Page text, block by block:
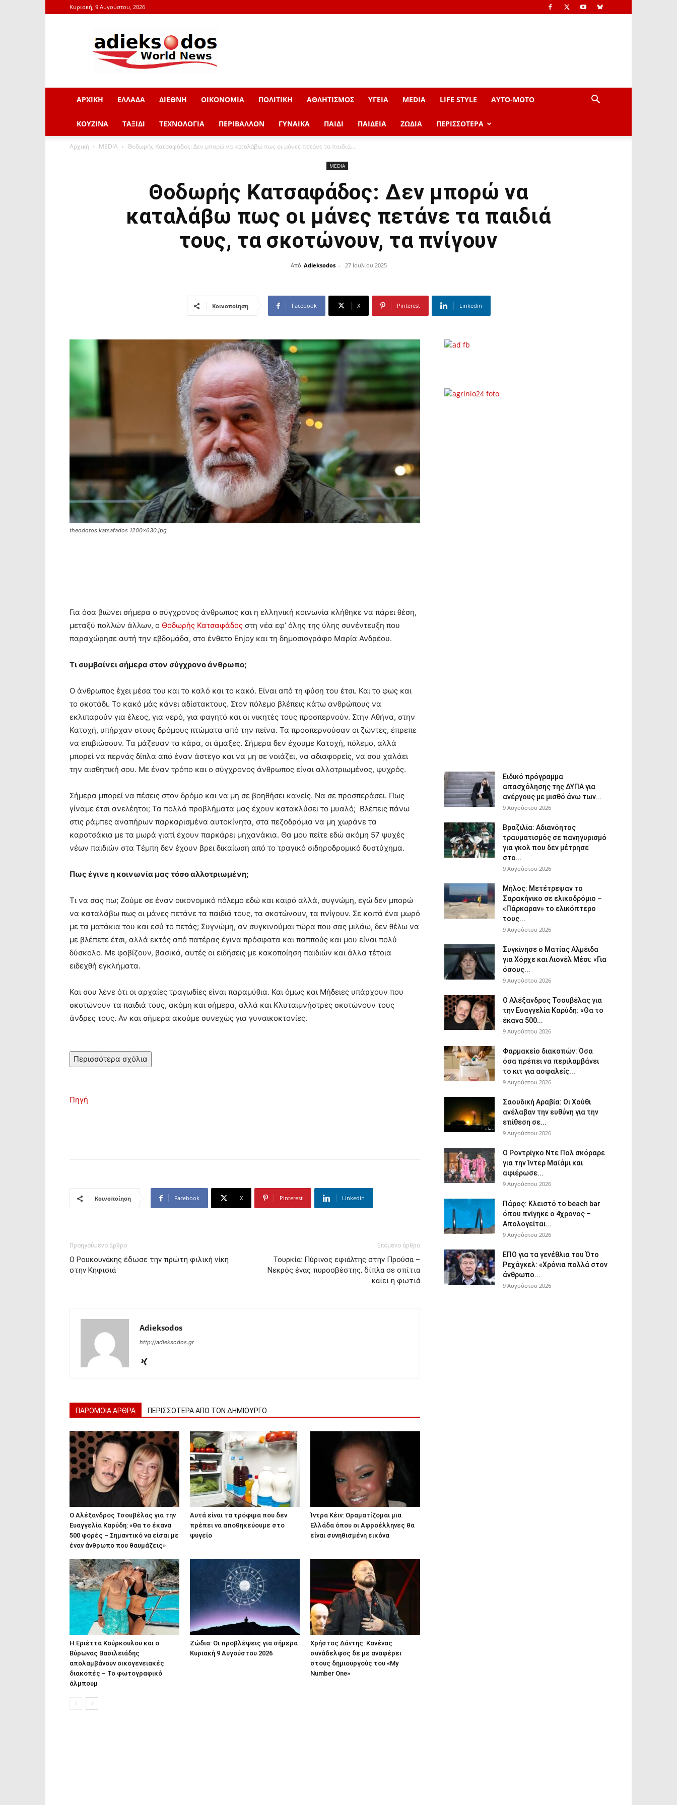
Κυριακή, 9 Αυγούστου, 2026
adieksodos.gr
ΑΡΧΙΚΗ ΕΛΛΑΔΑ ΔΙΕΘΝΗ ΟΙΚΟΝΟΜΙΑ ΠΟΛΙΤΙΚΗ ΑΘΛΗΤΙΣΜΟΣ ΥΓΕΙΑ MEDIA LIFE STYLE AYTO-ΜOTO
ΚΟΥΖΙΝΑ ΤΑΞΙΔΙ ΤΕΧΝΟΛΟΓΙΑ ΠΕΡΙΒΑΛΛΟΝ ΓΥΝΑΙΚΑ ΠΑΙΔΙ ΠΑΙΔΕΙΑ ΖΩΔΙΑ ΠΕΡΙΣΣΟΤΕΡΑ
Αρχική MEDIA Θοδωρής Κατσαφάδος: Δεν μπορώ να καταλάβω πως οι μάνες πετάνε τα παιδιά...
MEDIA
Θοδωρής Κατσαφάδος: Δεν μπορώ να
καταλάβω πως οι μάνες πετάνε τα παιδιά
τους, τα σκοτώνουν, τα πνίγουν
Από Adieksodos - 27 Ιουλίου 2025
Κοινοποίηση Facebook X Pinterest Linkedin
theodoros katsafados 1200x630.jpg
Για όσα βιώνει σήμερα ο σύγχρονος άνθρωπος και η ελληνική κοινωνία κλήθηκε να πάρει θέση,
μεταξύ πολλών άλλων, ο Θοδωρής Κατσαφάδος στη νέα εφ’ όλης της ύλης συνέντευξη που
παραχώρησε αυτή την εβδομάδα, στο ένθετο Enjoy και τη δημοσιογράφο Μαρία Ανδρέου.
Τι συμβαίνει σήμερα στον σύγχρονο άνθρωπο;
Ο άνθρωπος έχει μέσα του και το καλό και το κακό. Είναι από τη φύση του έτσι. Και το φως και
το σκοτάδι. Το κακό μάς κάνει αδίστακτους. Στον πόλεμο βλέπεις κάτω ανθρώπους να
εκλιπαρούν για έλεος, για νερό, για φαγητό και οι νικητές τους προσπερνούν. Στην Αθήνα, στην
Κατοχή, υπήρχαν στους δρόμους πτώματα από την πείνα. Τα προσπερνούσαν οι ζώντες, έπρεπε
να επιβιώσουν. Τα μάζευαν τα κάρα, οι άμαξες. Σήμερα δεν έχουμε Κατοχή, πόλεμο, αλλά
μπορεί να περνάς δίπλα από έναν άστεγο και να μη σε νοιάζει, να αδιαφορείς, να σου χαλάει
την αισθητική σου. Με έναν τρόπο και ο σύγχρονος άνθρωπος είναι αλλοτριωμένος, ψυχρός.
Σήμερα μπορεί να πέσεις στον δρόμο και να μη σε βοηθήσει κανείς. Να σε προσπεράσει. Πως
γίναμε έτσι ανελέητοι; Τα πολλά προβλήματα μας έχουν κατακλύσει το μυαλό; Βλέπεις πάνω
στις ράμπες αναπήρων παρκαρισμένα αυτοκίνητα, στα πεζοδρόμια να μη χωράνε τα
καροτσάκια με τα μωρά γιατί έχουν παρκάρει μηχανάκια. Θα μου πείτε εδώ ακόμη 57 ψυχές
νέων παιδιών στα Τέμπη δεν έχουν βρει δικαίωση από το τραγικό σιδηροδρομικό δυστύχημα.
Πως έγινε η κοινωνία μας τόσο αλλοτριωμένη;
Τι να σας πω; Ζούμε σε έναν οικονομικό πόλεμο εδώ και καιρό αλλά, συγνώμη, εγώ δεν μπορώ
να καταλάβω πως οι μάνες πετάνε τα παιδιά τους, τα σκοτώνουν, τα πνίγουν. Σε κοιτά ένα μωρό
με τα ματάκια του και εσύ το πετάς; Συγνώμη, αν συγκινούμαι τώρα που σας μιλάω, δεν θέλω να
με βλέπετε έτσι, αλλά εκτός από πατέρας έγινα πρόσφατα και παππούς και μου είναι πολύ
δύσκολο. Με φοβίζουν, βασικά, αυτές οι ειδήσεις με κακοποίηση παιδιών και άλλα τέτοια
ειδεχθή εγκλήματα.
Και σου λένε ότι οι αρχαίες τραγωδίες είναι παραμύθια. Και όμως και Μήδειες υπάρχουν που
σκοτώνουν τα παιδιά τους, ακόμη και σήμερα, αλλά και Κλυταιμνήστρες σκοτώνουν τους
άνδρες τους. Αν και σήμερα ακούμε συνεχώς για γυναικοκτονίες.
Περισσότερα σχόλια
Πηγή
Κοινοποίηση Facebook X Pinterest Linkedin
Προηγούμενο άρθρο
Ο Ρουκουνάκης έδωσε την πρώτη φιλική νίκη
στην Κηφισιά
Επόμενο άρθρο
Τουρκία: Πύρινος εφιάλτης στην Προύσα –
Νεκρός ένας πυροσβέστης, δίπλα σε σπίτια
καίει η φωτιά
Adieksodos
http://adieksodos.gr
ΠΑΡΟΜΟΙΑ ΑΡΘΡΑ ΠΕΡΙΣΣΟΤΕΡΑ ΑΠΟ ΤΟΝ ΔΗΜΙΟΥΡΓΟ
Ο Αλέξανδρος Τσουβέλας για την
Ευαγγελία Καρύδη: «Θα το έκανα
500 φορές – Σημαντικό να είσαι με
έναν άνθρωπο που θαυμάζεις»
Αυτά είναι τα τρόφιμα που δεν
πρέπει να αποθηκεύουμε στο
ψυγείο
Ίντρα Κέιν: Οραματίζομαι μια
Ελλάδα όπου οι Αφροέλληνες θα
είναι συνηθισμένη εικόνα
Η Εριέττα Κούρκουλου και ο
Βύρωνας Βασιλειάδης
απολαμβάνουν οικογενειακές
διακοπές – Το φωτογραφικό
άλμπουμ
Ζώδια: Οι προβλέψεις για σήμερα
Κυριακή 9 Αυγούστου 2026
Χρήστος Δάντης: Κανένας
συνάδελφος δε με αναφέρει
στους δημιουργούς του «My
Number One»
Ειδικό πρόγραμμα
απασχόλησης της ΔΥΠΑ για
ανέργους με μισθό άνω των...
9 Αυγούστου 2026
Βραζιλία: Αδιανόητος
τραυματισμός σε πανηγυρισμό
για γκολ που δεν μέτρησε
στο...
9 Αυγούστου 2026
Μήλος: Μετέτρεψαν το
Σαρακήνικο σε ελικοδρόμιο –
«Πάρκαραν» το ελικόπτερο
τους...
9 Αυγούστου 2026
Συγκίνησε ο Ματίας Αλμέιδα
για Χόρχε και Λιονέλ Μέσι: «Για
όσους...
9 Αυγούστου 2026
Ο Αλέξανδρος Τσουβέλας για
την Ευαγγελία Καρύδη: «Θα το
έκανα 500...
9 Αυγούστου 2026
Φαρμακείο διακοπών: Όσα
όσα πρέπει να περιλαμβάνει
το κιτ για ασφαλείς...
9 Αυγούστου 2026
Σαουδική Αραβία: Οι Χούθι
ανέλαβαν την ευθύνη για την
επίθεση σε...
9 Αυγούστου 2026
Ο Ροντρίγκο Ντε Πολ σκόραρε
για την Ίντερ Μαϊάμι και
αφιέρωσε...
9 Αυγούστου 2026
Πάρος: Κλειστό το beach bar
όπου πνίγηκε ο 4χρονος –
Απολογείται...
9 Αυγούστου 2026
ΕΠΟ για τα γενέθλια του Ότο
Ρεχάγκελ: «Χρόνια πολλά στον
άνθρωπο...
9 Αυγούστου 2026